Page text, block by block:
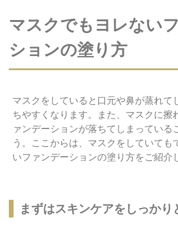
マスクでもヨレない
ションの塗り方
マスクをしていると口元や鼻が蒸れて
ちやすくなります。また、マスクに擦
ァンデーションが落ちてしまっている
う。ここからは、マスクをしていても
いファンデーションの塗り方をご紹介
まずはスキンケアをしっかり